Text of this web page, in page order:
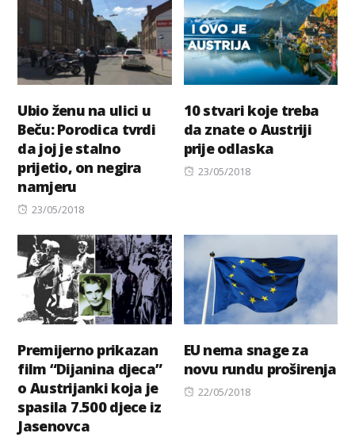
Ubio ženu na ulici u
Beču: Porodica tvrdi
da joj je stalno
prijetio, on negira
namjeru
Posted
23/05/2018
10 stvari koje treba
da znate o Austriji
prije odlaska
Posted
23/05/2018
Premijerno prikazan
film “Dijanina djeca”
o Austrijanki koja je
spasila 7.500 djece iz
Jasenovca
EU nema snage za
novu rundu proširenja
Posted
22/05/2018